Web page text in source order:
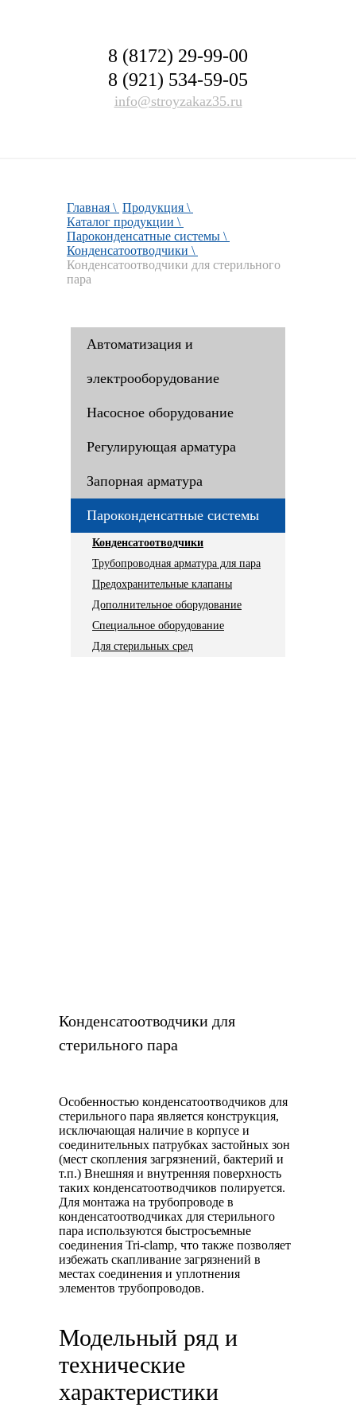
8 (8172) 29-99-00
8 (921) 534-59-05
info@stroyzakaz35.ru
Главная \ Продукция \
Каталог продукции \
Пароконденсатные системы \
Конденсатоотводчики \
Конденсатоотводчики для стерильного
пара
Автоматизация и
электрооборудование
Насосное оборудование
Регулирующая арматура
Запорная арматура
Пароконденсатные системы
Конденсатоотводчики
Трубопроводная арматура для пара
Предохранительные клапаны
Дополнительное оборудование
Специальное оборудование
Для стерильных сред
Конденсатоотводчики для
стерильного пара
Особенностью конденсатоотводчиков для
стерильного пара является конструкция,
исключающая наличие в корпусе и
соединительных патрубках застойных зон
(мест скопления загрязнений, бактерий и
т.п.) Внешняя и внутренняя поверхность
таких конденсатоотводчиков полируется.
Для монтажа на трубопроводе в
конденсатоотводчиках для стерильного
пара используются быстросъемные
соединения Tri-clamp, что также позволяет
избежать скапливание загрязнений в
местах соединения и уплотнения
элементов трубопроводов.
Модельный ряд и
технические
характеристики